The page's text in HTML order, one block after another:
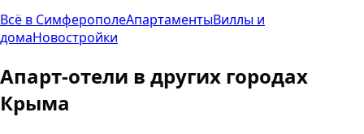
Всё в СимферополеАпартаментыВиллы и
домаНовостройки
Апарт-отели в других городах
Крыма